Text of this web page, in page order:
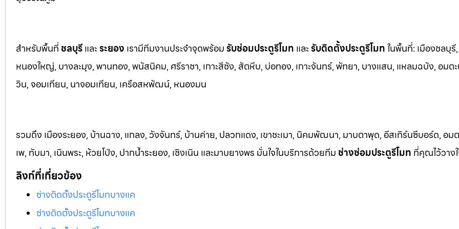
สำหรับพื้นที่ ชลบุรีและระยอง เรามีทีมงานประจำจุดพร้อมรับซ่อมประตูรีโมท และรับติดตั้งประตูรีโมทในพื้นที่: เมืองชลบุ
หนองใหญ่, บางละมุง, พานทอง, พนัสนิคม, ศรีราชา, เกาะสีชัง, สัตหีบ, บ่อทอง, เกาะจันทร์, พัทยา, บางแสน, แหลมฉบัง, อมต
วิน, จอมเทียน, นาจอมเทียน, เครือสหพัฒน์, หนองมน
รวมถึง เมืองระยอง, บ้านฉาง, แกลง, วังจันทร์, บ้านค่าย, ปลวกแดง, เขาชะเมา, นิคมพัฒนา, มาบตาพุด, อีสเทิร์นซีบอร์ด, อม
เพ, ทับมา, เนินพระ, ห้วยโป่ง, ปากน้ำระยอง, เชิงเนิน และมาบยางพร มั่นใจในบริการด้วยทีม ช่างซ่อมประตูรีโมท ที่คุณไว้วาง
ลิงก์ที่เกี่ยวข้อง
ช่างติดตั้งประตูรีโมทบางแค
ช่างติดตั้งประตูรีโมทบางแค